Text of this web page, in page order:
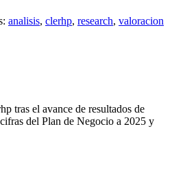
analisis, clerhp, research, valoracion
tras el avance de resultados de
del Plan de Negocio a 2025 y